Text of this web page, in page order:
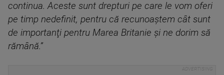
continua. Aceste sunt drepturi pe care le vom oferi
pe timp nedefinit, pentru că recunoaştem cât sunt
de importanţi pentru Marea Britanie şi ne dorim să
rămână.”